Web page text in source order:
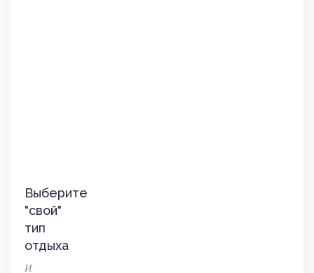
Выберите
"свой"
тип
отдыха
И